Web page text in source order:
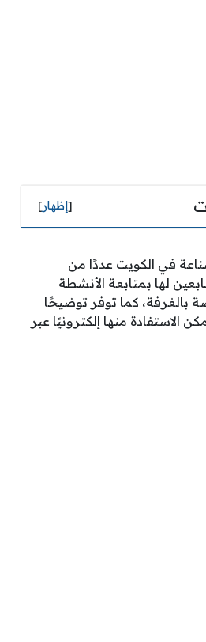
[ إظهار]
في الكويت عددًا من
لها بمتابعة الأنشطة
بالغرفة، كما توفر توضيحًا
الاستفادة منها إلكترونيًا عبر